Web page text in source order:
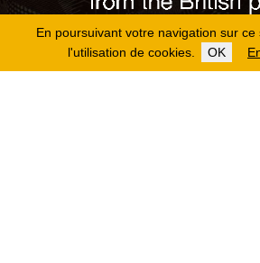
En poursuivant votre navigation sur
l'utilisation de cookies.
OK